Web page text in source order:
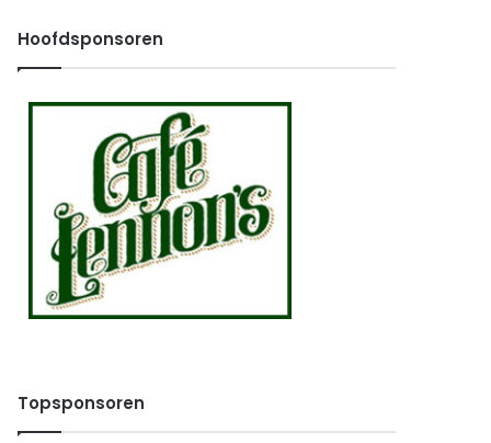
Hoofdsponsoren
Topsponsoren